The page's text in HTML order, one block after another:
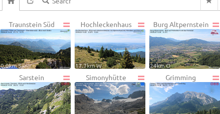
Traunstein Süd
0.0km S
Hochleckenhaus
17.7km W
Burg Altpernstein
24km O
Sarstein Simonyhütte Grimming